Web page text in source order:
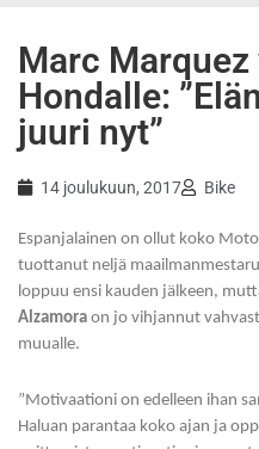
Marc
Hondalle:
juuri nyt”
14 joulukuun, 2017 Bike
Espanjalainen on ollut koko
tuottanut neljä
loppuu ensi kauden jälkeen,
Alzamora on jo vihjannut
muualle.
”Motivaationi on edelleen ihan
Haluan parantaa koko ajan ja